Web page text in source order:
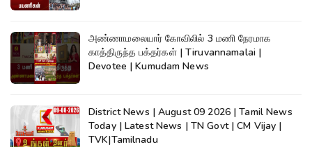
அண்ணாமலையார் கோவிலில் 3 மணி நேரமாக
காத்திருந்த பக்தர்கள் | Tiruvannamalai |
Devotee | Kumudam News
District News | August 09 2026 | Tamil News
Today | Latest News | TN Govt | CM Vijay |
TVK|Tamilnadu